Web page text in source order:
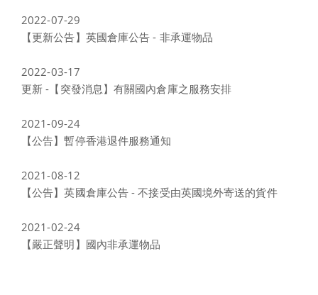
2022-07-29
【更新公告】英國倉庫公告 - 非承運物品
2022-03-17
更新 -【突發消息】有關國內倉庫之服務安排
2021-09-24
【公告】暫停香港退件服務通知
2021-08-12
【公告】英國倉庫公告 - 不接受由英國境外寄送的貨件
2021-02-24
【嚴正聲明】國內非承運物品